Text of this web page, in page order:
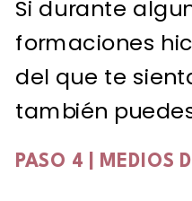
Si durante
formaciones
del que te
también
PASO 4 | MEDIOS